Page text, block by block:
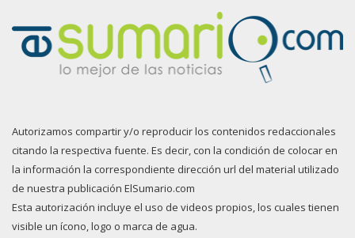
Autorizamos compartir y/o reproducir los contenidos redaccionales
citando la respectiva fuente. Es decir, con la condición de colocar en
la información la correspondiente dirección url del material utilizado
de nuestra publicación ElSumario.com
Esta autorización incluye el uso de videos propios, los cuales tienen
visible un ícono, logo o marca de agua.